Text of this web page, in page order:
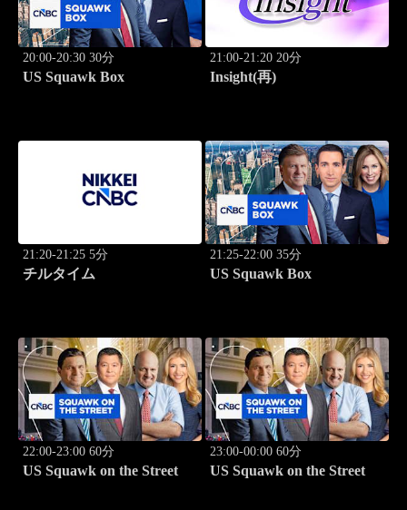
20:00-20:30 30分
US Squawk Box
21:00-21:20 20分
Insight(再)
21:20-21:25 5分
チルタイム
21:25-22:00 35分
US Squawk Box
22:00-23:00 60分
US Squawk on the Street
23:00-00:00 60分
US Squawk on the Street